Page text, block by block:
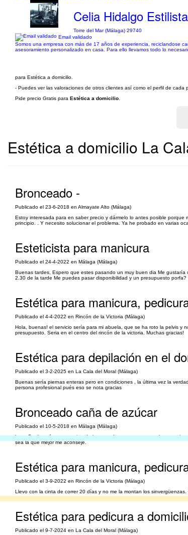
Celia Hidalgo
Torre del Mar (Málaga) 29740
Email validado
Somos una empresa con más de 17 años de experiencia, reciclandose
asesoramiento personalizado en casa. Para ello llevamos todo lo
para Estética a domicilio.
- Puedes ver las valoraciones de otros clientes así como el perfil de cada
Pide precio Gratis para Estética a domicilio
Estética a domicilio La
Bronceado -
Publicado el 23-6-2018 en Almayate Alto (Málaga)
Estoy interesada para en saber precio y dármelo lo antes posible
principio. . Y necesito solucionar el problema. Ya he probado en varias
Esteticista para manicura
Publicado el 24-4-2022 en Málaga (Málaga)
Buenas tardes, Espero que estes pasando un muy buen dia Me
2.30 de la tarde Me puedes pasar disponibilidad y un presupuesto porfa?
Estética para manicura,
Publicado el 4-4-2022 en Rincón de la Victoria (Málaga)
Hola, buenas! el servicio sería para mi abuela, que se ha roto la pelvis
presupuesto. Seria en el centro del rincón de la victoria. Muchas gracias!
Estética para depilación en el
Publicado el 3-2-2025 en La Cala del Moral (Málaga)
Buenas sería piernas enteras pero en condiciones , la última vez la
persona profesional pués eso se nota gracias
Bronceado caña de azúcar
Publicado el 10-5-2018 en Málaga (Málaga)
La caña de azúcar es un tipo de bronceado que me gusta -tal y como
sea la que mejor me aconseje.
Estética para manicura,
Publicado el 3-9-2022 en Rincón de la Victoria (Málaga)
Llevo con la cinta de correr 20 días y no me la montan los
Estética para pedicura a
Publicado el 9-7-2024 en La Cala del Moral (Málaga)